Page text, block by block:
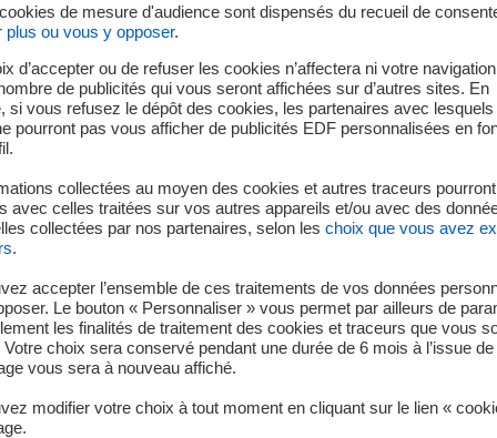
démarche pour vivre intensément
artistique et culturelle qui invite le public à un
et atypiques d'EDF. Ce voyage, unique en son
allie émotion et pédagogie. Réalisée en partenariat avec
tourisme industriel, cette programmation mobilise des
normes, visibles de très loin.
originales – spectacles de lumières, expositions,
et à l'exploration. En 2019, 1795 animations ont
patrimoniale et industrielle d'EDF
de mesure d'audience sont dispensés du recueil de
plus ou vous y opposer.
d’accepter ou de refuser les cookies n’affectera ni votre
de publicités qui vous seront affichées sur d’autres sites. En
si vous refusez le dépôt des cookies, les partenaires avec
pourront pas vous afficher de publicités EDF personnalisées en
collectées au moyen des cookies et autres traceurs
avec celles traitées sur vos autres appareils et/ou avec des
collectées par nos partenaires, selon les choix que vous avez
.
accepter l’ensemble de ces traitements de vos données
Le bouton « Personnaliser » vous permet par ailleurs de
les finalités de traitement des cookies et traceurs que vous
choix sera conservé pendant une durée de 6 mois à l’issue de
vous sera à nouveau affiché.
modifier votre choix à tout moment en cliquant sur le lien «